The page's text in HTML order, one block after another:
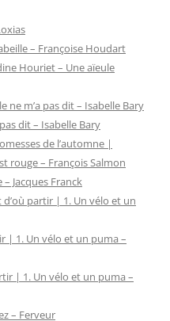
– Françoise Houdart
Houriet – Une aïeule
ne m’a pas dit – Isabelle Bary
dit – Isabelle Bary
de l’automne |
rouge – François Salmon
Jacques Franck
partir | 1. Un vélo et un
| 1. Un vélo et un puma –
| 1. Un vélo et un puma –
– Ferveur